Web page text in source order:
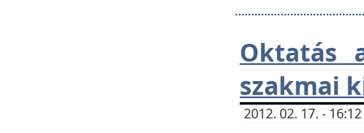
Oktatás
szakmai
2012. 02. 17. -